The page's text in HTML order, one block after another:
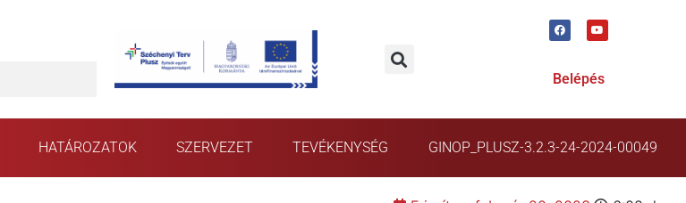
Belépés
HATÁROZATOK SZERVEZET TEVÉKENYSÉG GINOP_PLUSZ-3.2.3-24-2024-00049